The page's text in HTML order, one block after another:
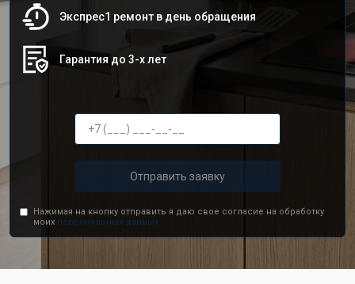
Экспрес1 ремонт в день обращения
Гарантия до 3-х лет
Отправить заявку
Нажимая на кнопку отправить я даю свое согласие на обработку
моих персональных данных.